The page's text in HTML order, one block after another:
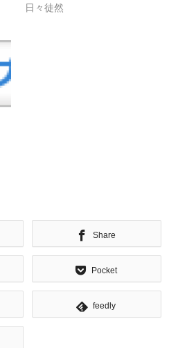
日々徒然
Share
Pocket
feedly